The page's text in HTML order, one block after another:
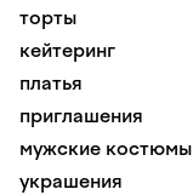
торты
кейтеринг
платья
приглашения
мужские костюмы
украшения